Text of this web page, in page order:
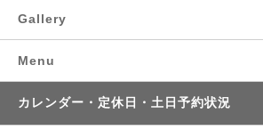
Gallery
Menu
カレンダー・定休日・土日予約状況